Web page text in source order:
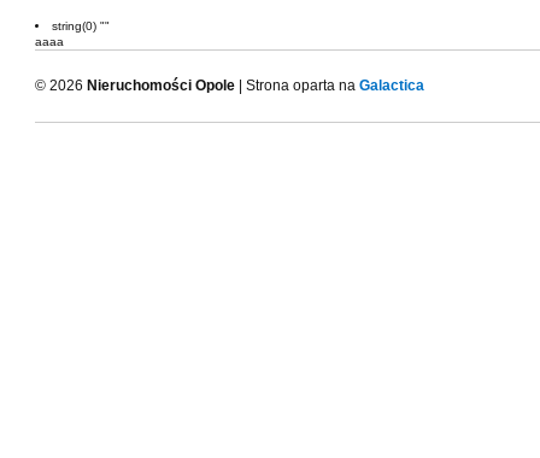
string(0) ""
aaaa
© 2026 Nieruchomości Opole | Strona oparta na Galactica